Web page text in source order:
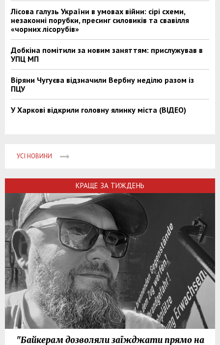
Лісова галузь України в умовах війни: сірі схеми,
незаконні порубки, пресинг силовиків та свавілля
«чорних лісорубів»
Добкіна помітили за новим заняттям: прислужував в
УПЦ МП
Віряни Чугуєва відзначили Вербну неділю разом із
ПЦУ
У Харкові відкрили головну ялинку міста (ВІДЕО)
УСІ НОВИНИ
КРАЩЕ ЗА ТИЖДЕНЬ
"Байкерам дозволяли заїжджати прямо на